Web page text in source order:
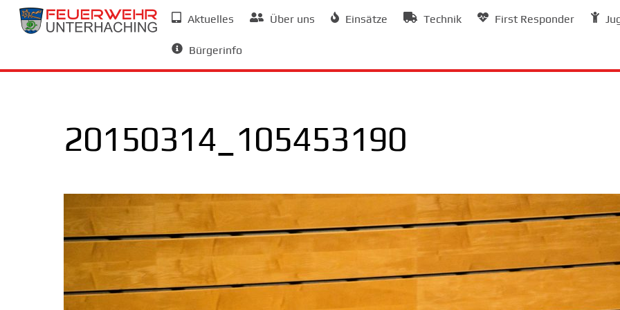
Skip
Aktuelles Über uns Einsätze Technik First Responder
Bürgerinfo
20150314_105453190